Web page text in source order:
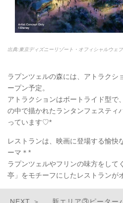
出典:東京ディズニーリゾート・オフィシャルウェ
ラプンツェルの森には、アトラクシ
ープン予定。
アトラクションはボートライド型で
の中で描かれたランタンフェスティ
っています♡*
レストランは、映画に登場する愉快
ーマ＊*
ラプンツェルやフリンの味方をして
亭」をモチーフにしたレストランが